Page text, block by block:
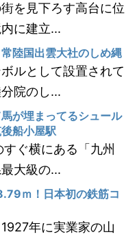
を見下ろす高台に位
に建立...
陸国出雲大社のしめ縄
ルとして設置されて
院のし...
が埋まってるシュール
船小屋駅
ぐ横にある「九州
大級の...
ｍ！日本初の鉄筋コ
年に実業家の山